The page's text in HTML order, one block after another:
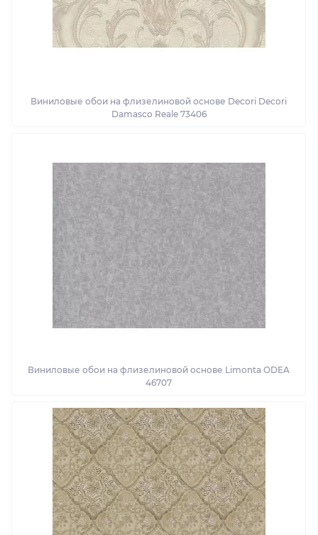
Виниловые обои на флизелиновой основе Decori Decori
Damasco Reale 73406
Виниловые обои на флизелиновой основе Limonta ODEA
46707